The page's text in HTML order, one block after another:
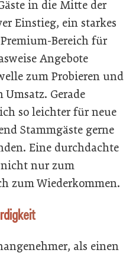
in die Mitte der
Einstieg, ein starkes
Bereich für
Angebote
zum Probieren und
Gerade
so leichter für neue
Stammgäste gerne
Eine durchdachte
nur zum
zum Wiederkommen.
als einen